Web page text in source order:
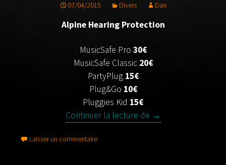
07/04/2015 Divers Dan
Alpine Hearing Protection
MusicSafe Pro 30€
MusicSafe Classic 20€
PartyPlug 15€
Plug&Go 10€
Pluggies Kid 15€
Continuer la lecture de Protections
→
Laisser un commentaire